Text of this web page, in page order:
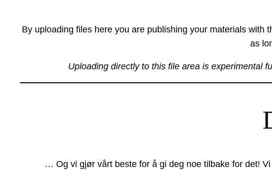
By uploading files here you are publishing your materials with
as
Uploading directly to this file area is experimental
… Og vi gjør vårt beste for å gi deg noe tilbake for det!